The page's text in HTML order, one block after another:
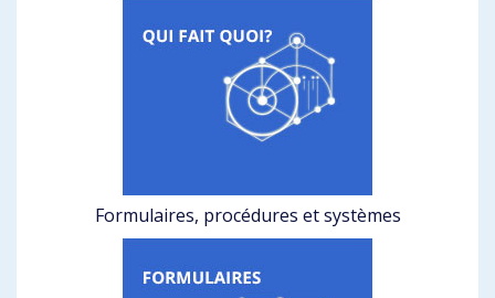
Formulaires, procédures et systèmes